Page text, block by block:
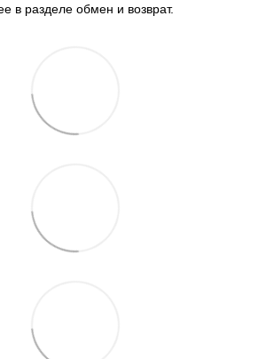
в разделе обмен и возврат.